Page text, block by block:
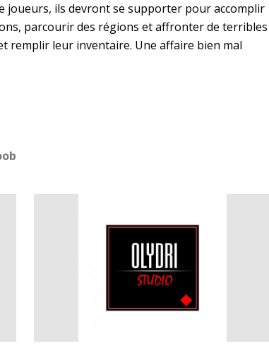
joueurs, ils devront se supporter pour accomplir
parcourir des régions et affronter de terribles
remplir leur inventaire. Une affaire bien mal